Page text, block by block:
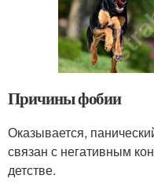
Причины фобии
Оказывается,
связан с негативным
детстве.